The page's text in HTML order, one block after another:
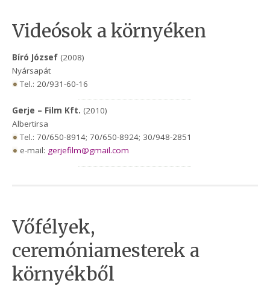
Videósok a környéken
Bíró József (2008)
Nyársapát
Tel.: 20/931-60-16
Gerje – Film Kft. (2010)
Albertirsa
Tel.: 70/650-8914; 70/650-8924; 30/948-2851
e-mail: gerjefilm@gmail.com
Vőfélyek,
ceremóniamesterek a
környékből